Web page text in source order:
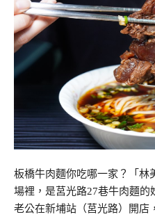
板橋牛肉麵你吃哪一家？「林
場裡，是莒光路27巷牛肉麵的
老公在新埔站（莒光路）開店